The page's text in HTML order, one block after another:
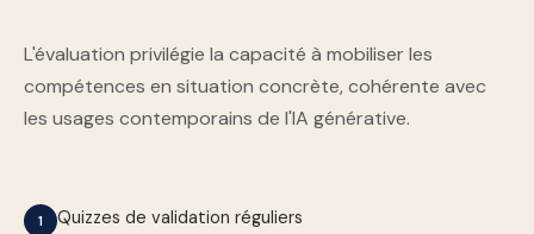
L'évaluation privilégie la capacité à mobiliser les
compétences en situation concrète, cohérente avec
les usages contemporains de l'IA générative.
1 Quizzes de validation réguliers